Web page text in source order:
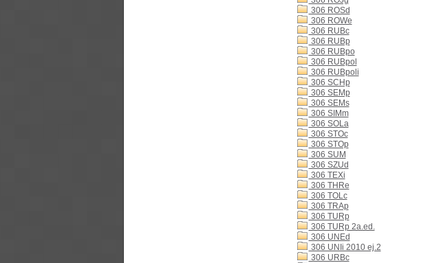
306 ROSd
306 ROWe
306 RUBc
306 RUBp
306 RUBpo
306 RUBpol
306 RUBpoli
306 SCHp
306 SEMp
306 SEMs
306 SIMm
306 SOLa
306 STOc
306 STOp
306 SUM
306 SZUd
306 TEXi
306 THRe
306 TOLc
306 TRAp
306 TURp
306 TURp 2a.ed.
306 UNEd
306 UNIi 2010 ej.2
306 URBc